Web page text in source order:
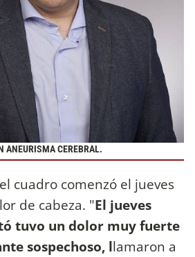
ANEURISMA CEREBRAL.
cuadro comenzó el jueves
de cabeza. "El jueves
tuvo un dolor muy fuerte
sospechoso, llamaron a